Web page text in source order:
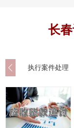
长
执行案件处理